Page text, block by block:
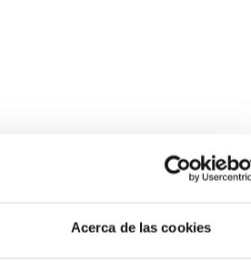
Acerca de las cookies